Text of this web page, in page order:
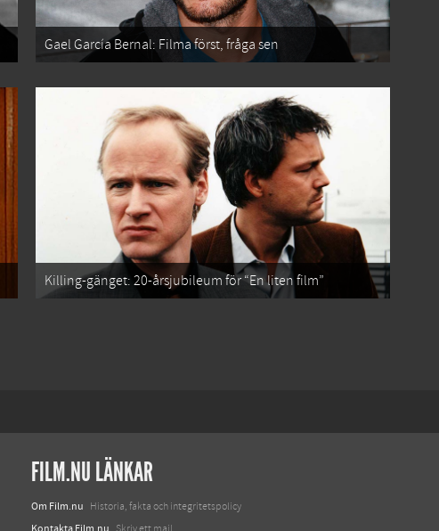
Gael García Bernal: Filma först, fråga sen
Killing-gänget: 20-årsjubileum för “En liten film”
FILM.NU LÄNKAR
Om Film.nu Historia, fakta och integritetspolicy